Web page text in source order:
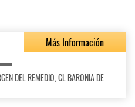
Más Información
DEL REMEDIO, CL BARONIA DE